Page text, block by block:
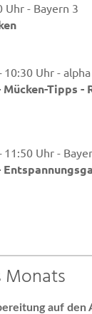
so
Uhr - Bayern 3
10:30 Uhr - alpha
Tipps -
11:50 Uhr -
Monats
auf den